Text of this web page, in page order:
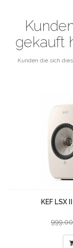
gekauft
Kunden die sich
KEF LSX